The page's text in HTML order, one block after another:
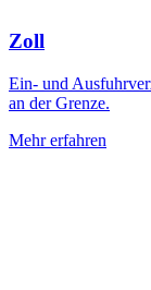
Zoll
Ein- und
an der Grenze.
Mehr erfahren